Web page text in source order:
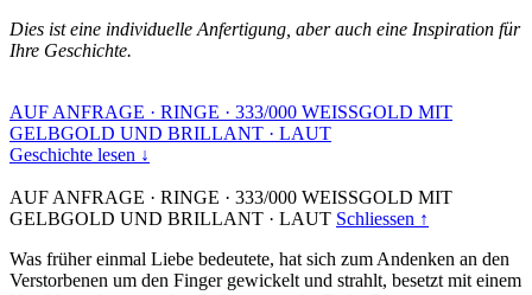
Dies ist eine individuelle Anfertigung, aber auch eine Inspiration für
Ihre Geschichte.
AUF ANFRAGE · RINGE · 333/000 WEISSGOLD MIT
GELBGOLD UND BRILLANT · LAUT
Geschichte lesen ↓
AUF ANFRAGE · RINGE · 333/000 WEISSGOLD MIT
GELBGOLD UND BRILLANT · LAUT Schliessen ↑
Was früher einmal Liebe bedeutete, hat sich zum Andenken an den
Verstorbenen um den Finger gewickelt und strahlt, besetzt mit einem